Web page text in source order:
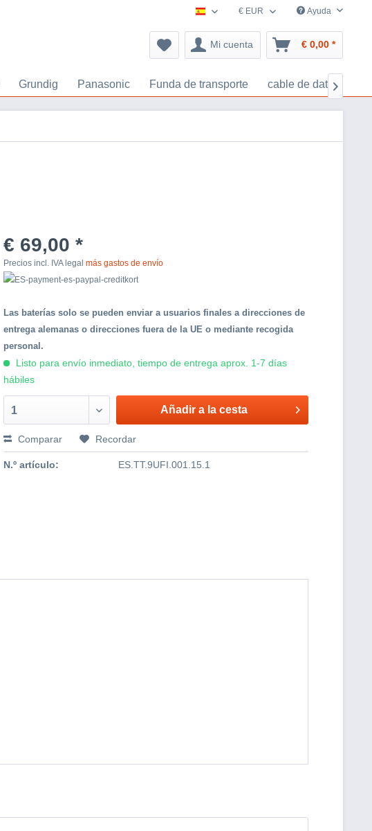
España accesorios-navegacion.es
€ EUR Ayuda
Mi cuenta € 0,00 *
Grundig Panasonic Funda de transporte cable de datos

€ 69,00 *
Precios incl. IVA legalmás gastos de envío
Las baterías solo se pueden enviar a usuarios finales a direcciones de
entrega alemanas o direcciones fuera de la UE o mediante recogida
personal.
Listo para envío inmediato, tiempo de entrega aprox. 1-7 días
hábiles
1 Añadir a la cesta
Comparar Recordar
N.º artículo: ES.TT.9UFI.001.15.1